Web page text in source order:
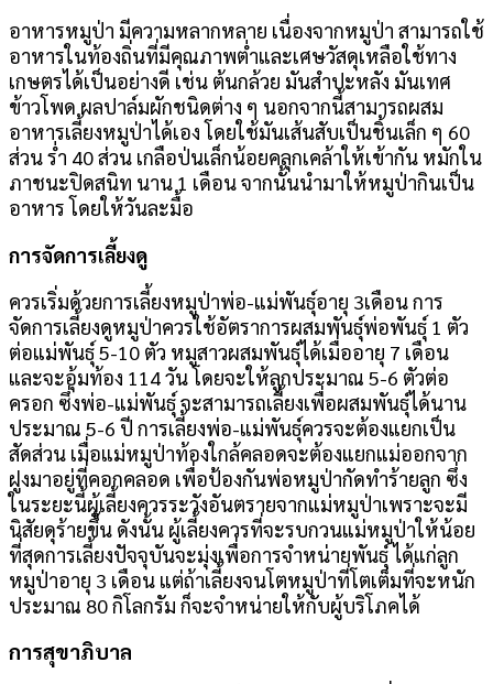
อาหารหมูป่า มีความหลากหลาย เนื่องจากหมูป่า สามารถใช้
อาหารในท้องถิ่นที่มีคุณภาพต่ำและเศษวัสดุเหลือใช้ทาง
เกษตรได้เป็นอย่างดี เช่น ต้นกล้วย มันสำปะหลัง มันเทศ
ข้าวโพด ผลปาล์มผักชนิดต่าง ๆ นอกจากนี้สามารถผสม
อาหารเลี้ยงหมูป่าได้เอง โดยใช้มันเส้นสับเป็นชิ้นเล็ก ๆ 60
ส่วน ร่ำ 40 ส่วน เกลือป่นเล็กน้อยคลุกเคล้าให้เข้ากัน หมักใน
ภาชนะปิดสนิท นาน 1 เดือน จากนั้นนำมาให้หมูป่ากินเป็น
อาหาร โดยให้วันละมื้อ
การจัดการเลี้ยงดู
ควรเริ่มด้วยการเลี้ยงหมูป่าพ่อ-แม่พันธุ์อายุ 3เดือน การ
จัดการเลี้ยงดูหมูป่าควรใช้อัตราการผสมพันธุ์พ่อพันธุ์ 1 ตัว
ต่อแม่พันธุ์ 5-10 ตัว หมูสาวผสมพันธุ์ได้เมื่ออายุ 7 เดือน
และจะอุ้มท้อง 114 วัน โดยจะให้ลูกประมาณ 5-6 ตัวต่อ
ครอก ซึ่งพ่อ-แม่พันธุ์ จะสามารถเลี้ยงเพื่อผสมพันธุ์ได้นาน
ประมาณ 5-6 ปี การเลี้ยงพ่อ-แม่พันธุ์ควรจะต้องแยกเป็น
สัดส่วน เมื่อแม่หมูป่าท้องใกล้คลอดจะต้องแยกแม่ออกจาก
ฝูงมาอยู่ที่คอกคลอด เพื่อป้องกันพ่อหมูป่ากัดทำร้ายลูก ซึ่ง
ในระยะนี้ผู้เลี้ยงควรระวังอันตรายจากแม่หมูป่าเพราะจะมี
นิสัยดุร้ายขึ้น ดังนั้น ผู้เลี้ยงควรที่จะรบกวนแม่หมูป่าให้น้อย
ที่สุดการเลี้ยงปัจจุบันจะมุ่งเพื่อการจำหน่ายพันธุ์ ได้แก่ลูก
หมูป่าอายุ 3 เดือน แต่ถ้าเลี้ยงจนโตหมูป่าที่โตเต็มที่จะหนัก
ประมาณ 80 กิโลกรัม ก็จะจำหน่ายให้กับผู้บริโภคได้
การสุขาภิบาล